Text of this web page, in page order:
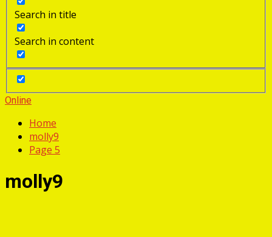
Search in title
Search in content
Online
Home
molly9
Page 5
molly9